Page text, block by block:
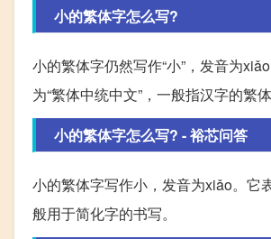
小的繁体字怎么写?
小的繁体字仍然写作“小”，发音为
为“繁体中统中文”，一般指汉字的繁
小的繁体字怎么写? - 裕芯问答
小的繁体字写作小，发音为xiǎo。它
般用于简化字的书写。